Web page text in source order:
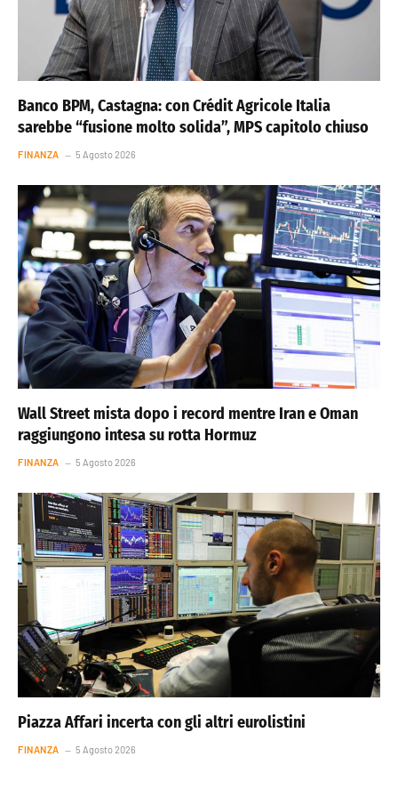
Banco BPM, Castagna: con Crédit Agricole Italia
sarebbe “fusione molto solida”, MPS capitolo chiuso
FINANZA 5 Agosto 2026
Wall Street mista dopo i record mentre Iran e Oman
raggiungono intesa su rotta Hormuz
FINANZA 5 Agosto 2026
Piazza Affari incerta con gli altri eurolistini
FINANZA 5 Agosto 2026